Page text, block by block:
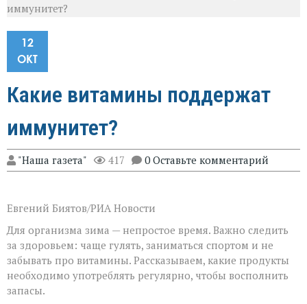
иммунитет?
12
ОКТ
Какие витамины поддержат
иммунитет?
"Наша газета" 417 0 Оставьте комментарий
Евгений Биятов/РИА Новости
Для организма зима — непростое время. Важно следить
за здоровьем: чаще гулять, заниматься спортом и не
забывать про витамины. Рассказываем, какие продукты
необходимо употреблять регулярно, чтобы восполнить
запасы.